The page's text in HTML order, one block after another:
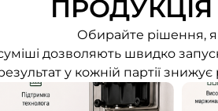
Обирайте рішення,
дозволяють швидко
у кожній партії